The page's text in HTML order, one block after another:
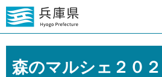
森のマルシェ２０